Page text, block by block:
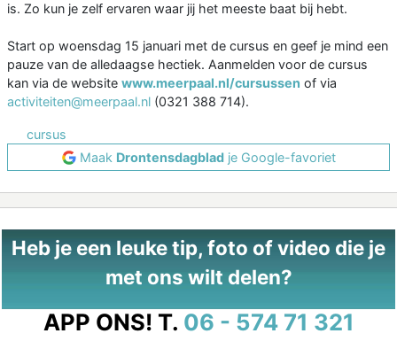
is. Zo kun je zelf ervaren waar jij het meeste baat bij hebt.
Start op woensdag 15 januari met de cursus en geef je mind een
pauze van de alledaagse hectiek. Aanmelden voor de cursus
kan via de website www.meerpaal.nl/cursussen of via
activiteiten@meerpaal.nl (0321 388 714).
cursus
Maak Drontensdagbladje Google-favoriet
Heb je een leuke tip, foto of video die je
met ons wilt delen?
APP ONS! T. 06 - 574 71 321